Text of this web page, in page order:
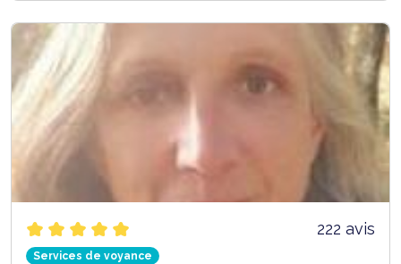
222 avis
Services de voyance